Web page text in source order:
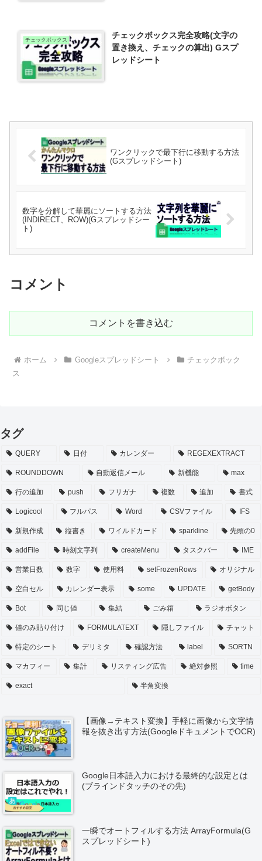
チェックボックス
チェックボックス完全攻略(文字の
置き換え、チェックの算出) Gスプ
レッドシート
ワンクリックで最下行に移動する方法
(Gスプレッドシート)
数字を分解して華麗にソートする方法
(INDIRECT、ROW)(Gスプレッドシー
ト)
コメント
コメントを書き込む
ホーム Googleスプレッドシート
チェックボック
ス
タグ
QUERY 日付 カレンダー REGEXEXTRACT
ROUNDDOWN 自動返信メール 新機能 max
行の追加 push フリガナ 複数 追加 書式
Logicool フルパス Word CSVファイル IFS
新規作成 縦書き ワイルドカード sparkline 先頭の0
addFile 時刻文字列 createMenu タスクバー IME
営業日数 数字 使用料 setFrozenRows オリジナル
空白セル カレンダー表示 some UPDATE getBody
Bot 同じ値 集結 ごみ箱 ラジオボタン
値のみ貼り付け FORMULATEXT 隠しファイル チャット
特定のシート デリミタ 確認方法 label SORTN
マカフィー 集計 リスティング広告 絶対参照 time
exact 半角変換
【画像→テキスト変換】手軽に画像から文字情
報を抜き出す方法(GoogleドキュメントでOCR)
Google日本語入力における最終的な設定とは
(ブラインドタッチのその先)
一瞬でオートフィルする方法 ArrayFormula(G
スプレッドシート)